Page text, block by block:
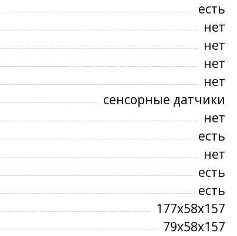
есть
нет
нет
нет
нет
сенсорные датчики
нет
есть
нет
есть
есть
177х58х157
79х58х157